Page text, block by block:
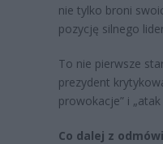
nie tylko broni
pozycję silnego
To nie pierwsze
prezydent
prowokacje” i
Co dalej z